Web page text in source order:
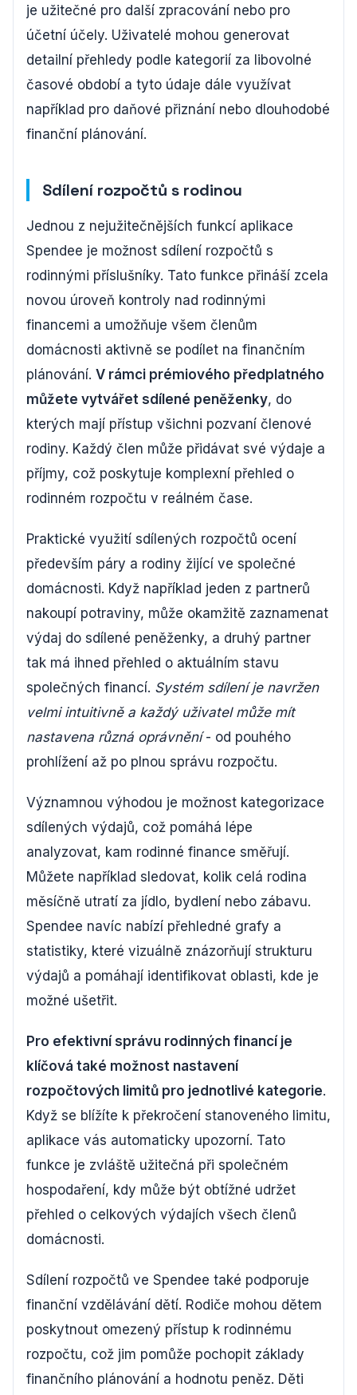
je užitečné pro další zpracování nebo pro
účetní účely. Uživatelé mohou generovat
detailní přehledy podle kategorií za libovolné
časové období a tyto údaje dále využívat
například pro daňové přiznání nebo dlouhodobé
finanční plánování.
Sdílení rozpočtů s rodinou
Jednou z nejužitečnějších funkcí aplikace
Spendee je možnost sdílení rozpočtů s
rodinnými příslušníky. Tato funkce přináší zcela
novou úroveň kontroly nad rodinnými
financemi a umožňuje všem členům
domácnosti aktivně se podílet na finančním
plánování. V rámci prémiového předplatného
můžete vytvářet sdílené peněženky, do
kterých mají přístup všichni pozvaní členové
rodiny. Každý člen může přidávat své výdaje a
příjmy, což poskytuje komplexní přehled o
rodinném rozpočtu v reálném čase.
Praktické využití sdílených rozpočtů ocení
především páry a rodiny žijící ve společné
domácnosti. Když například jeden z partnerů
nakoupí potraviny, může okamžitě zaznamenat
výdaj do sdílené peněženky, a druhý partner
tak má ihned přehled o aktuálním stavu
společných financí. Systém sdílení je navržen
velmi intuitivně a každý uživatel může mít
nastavena různá oprávnění- od pouhého
prohlížení až po plnou správu rozpočtu.
Významnou výhodou je možnost kategorizace
sdílených výdajů, což pomáhá lépe
analyzovat, kam rodinné finance směřují.
Můžete například sledovat, kolik celá rodina
měsíčně utratí za jídlo, bydlení nebo zábavu.
Spendee navíc nabízí přehledné grafy a
statistiky, které vizuálně znázorňují strukturu
výdajů a pomáhají identifikovat oblasti, kde je
možné ušetřit.
Pro efektivní správu rodinných financí je
klíčová také možnost nastavení
rozpočtových limitů pro jednotlivé kategorie.
Když se blížíte k překročení stanoveného limitu,
aplikace vás automaticky upozorní. Tato
funkce je zvláště užitečná při společném
hospodaření, kdy může být obtížné udržet
přehled o celkových výdajích všech členů
domácnosti.
Sdílení rozpočtů ve Spendee také podporuje
finanční vzdělávání dětí. Rodiče mohou dětem
poskytnout omezený přístup k rodinnému
rozpočtu, což jim pomůže pochopit základy
finančního plánování a hodnotu peněz. Děti